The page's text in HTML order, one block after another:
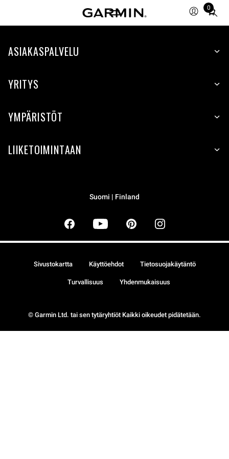
0
Total
items
cart:
ASIAKASPALVELU
YRITYS
YMPÄRISTÖT
LIIKETOIMINTAAN
Suomi | Finland
© Garmin Ltd. tai sen tytäryhtiöt Kaikki oikeudet pidätetään.
Sivustokartta Käyttöehdot Tietosuojakäytäntö
Turvallisuus Yhdenmukaisuus